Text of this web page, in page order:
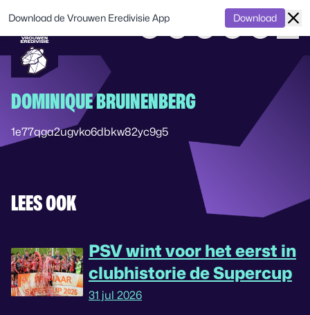
DOMINIQUE BRUINENBERG
1e77qga2ugvko6dbkw82yc9g5
LEES OOK
PSV wint voor het eerst in
clubhistorie de Supercup
31 jul 2026
Download de Vrouwen Eredivisie App Download